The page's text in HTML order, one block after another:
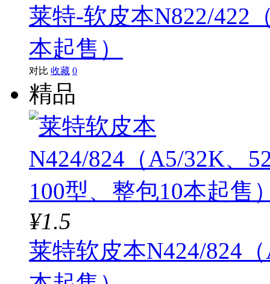
莱特-软皮本N822/422
本起售）
对比 收藏 0
精品
¥1.5
莱特软皮本N424/824